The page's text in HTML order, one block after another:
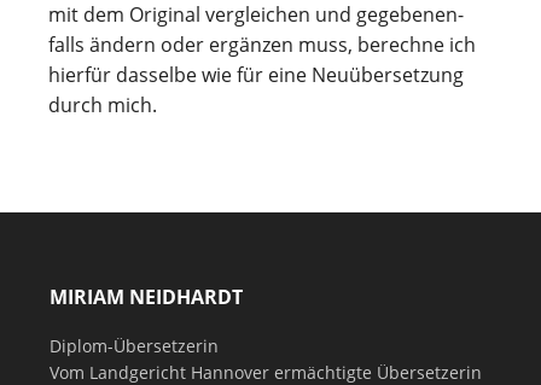
mit dem Ori­gi­nal ver­glei­chen und gege­be­nen­
falls ändern oder ergän­zen muss, berechne ich
hier­für das­selbe wie für eine Neu­über­set­zung
durch mich.
MIRIAM NEIDHARDT
Diplom-Übersetzerin
Vom Landgericht Hannover ermächtigte Übersetzerin